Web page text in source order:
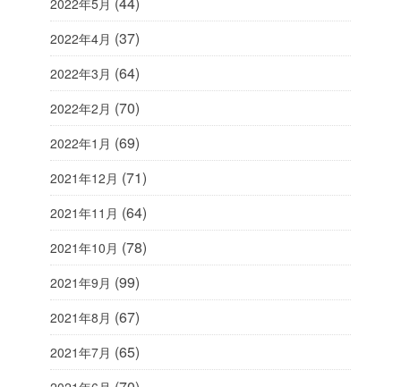
2022年5月
2022年4月 (37)
2022年3月 (64)
2022年2月 (70)
2022年1月 (69)
2021年12月 (71)
2021年11月 (64)
2021年10月 (78)
2021年9月 (99)
2021年8月 (67)
2021年7月 (65)